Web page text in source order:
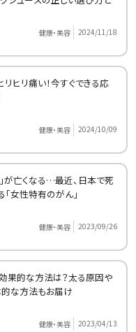
健康・美容 2024/11/18
ヒリ痛い！今すぐできる応
健康・美容 2024/10/09
が亡くなる…最近、日本で死
女性特有のがん」
健康・美容 2023/09/26
果的な方法は？太る原因や
的な方法もお届け
健康・美容 2023/04/13